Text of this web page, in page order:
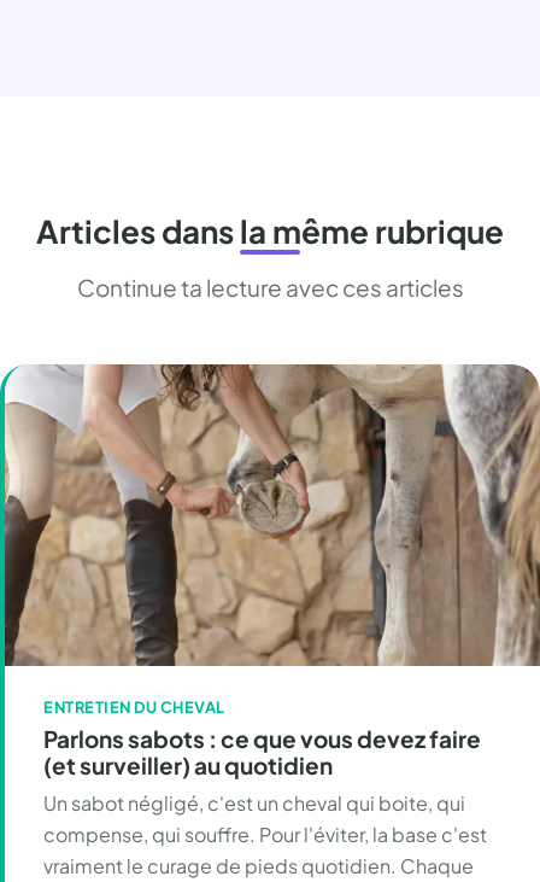
Articles dans la même rubrique
Continue ta lecture avec ces articles
ENTRETIEN DU CHEVAL
Parlons sabots : ce que vous devez faire
(et surveiller) au quotidien
Un sabot négligé, c'est un cheval qui boite, qui
compense, qui souffre. Pour l'éviter, la base c'est
vraiment le curage de pieds quotidien. Chaque